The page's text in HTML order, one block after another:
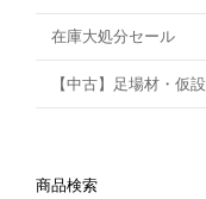
在庫大処分セール
【中古】足場材・仮
商品検索